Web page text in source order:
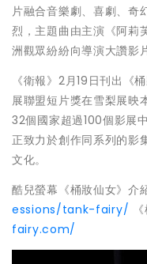
片融合音樂劇、喜劇、奇
烈，主題曲由主演《阿莉
洲觀眾紛紛向導演大讚影
《衛報》2月19日刊出《
展聯盟短片獎在雪梨展映
32個國家超過100個影展
正致力於創作同系列的影
文化。
酷兒螢幕《桶妝仙女》介
essions/tank-fairy/
fairy.com/